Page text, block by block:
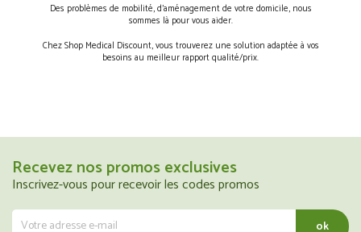
Des problèmes de mobilité, d’aménagement de votre domicile, nous
sommes là pour vous aider.
Chez Shop Medical Discount, vous trouverez une solution adaptée à vos
besoins au meilleur rapport qualité/prix.
Recevez nos promos exclusives
Inscrivez-vous pour recevoir les codes promos